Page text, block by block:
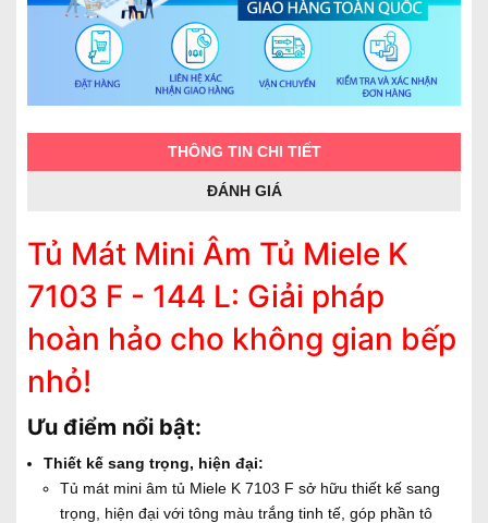
THÔNG TIN CHI TIẾT
ĐÁNH GIÁ
Tủ Mát Mini Âm Tủ Miele K
7103 F - 144 L: Giải pháp
hoàn hảo cho không gian bếp
nhỏ!
Ưu điểm nổi bật:
Thiết kế sang trọng, hiện đại:
Tủ mát mini âm tủ Miele K 7103 F sở hữu thiết kế sang
trọng, hiện đại với tông màu trắng tinh tế, góp phần tô